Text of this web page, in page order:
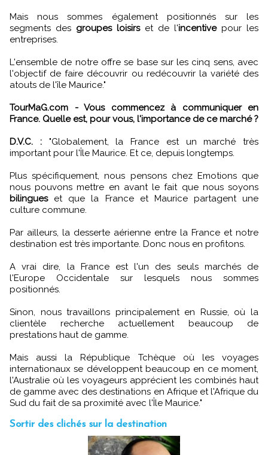
Mais nous sommes également positionnés sur les
segments des groupes loisirset de l'incentivepour les
entreprises.
L'ensemble de notre offre se base sur les cinq sens, avec
l'objectif de faire découvrir ou redécouvrir la variété des
atouts de l'île Maurice."
TourMaG.com - Vous commencez à communiquer en
France. Quelle est, pour vous, l'importance de ce marché ?
D.V.C. :"Globalement, la France est un marché très
important pour l'Île Maurice. Et ce, depuis longtemps.
Plus spécifiquement, nous pensons chez Emotions que
nous pouvons mettre en avant le fait que nous soyons
bilingueset que la France et Maurice partagent une
culture commune.
Par ailleurs, la desserte aérienne entre la France et notre
destination est très importante. Donc nous en profitons.
A vrai dire, la France est l'un des seuls marchés de
l'Europe Occidentale sur lesquels nous sommes
positionnés.
Sinon, nous travaillons principalement en Russie, où la
clientèle recherche actuellement beaucoup de
prestations haut de gamme.
Mais aussi la République Tchèque où les voyages
internationaux se développent beaucoup en ce moment,
l'Australie où les voyageurs apprécient les combinés haut
de gamme avec des destinations en Afrique et l'Afrique du
Sud du fait de sa proximité avec l'Île Maurice."
Sortir des clichés sur la destination